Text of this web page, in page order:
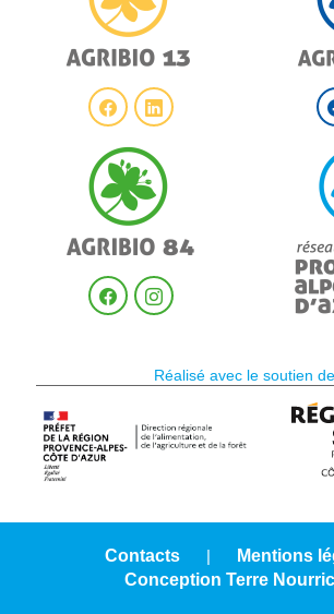
Réalisé avec le soutien de
Contacts | Mentions
Conception Terre